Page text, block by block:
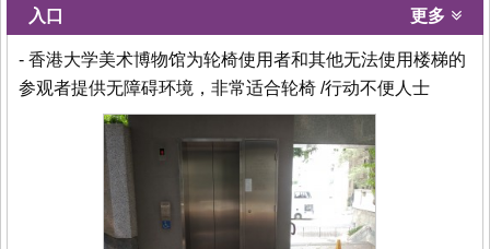
入口 更多
- 香港大学美术博物馆为轮椅使用者和其他无法使用楼梯的
参观者提供无障碍环境，非常适合轮椅 /行动不便人士